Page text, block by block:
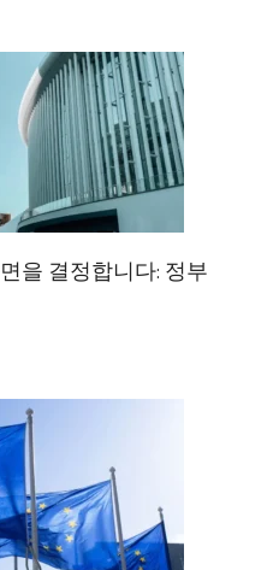
을 결정합니다: 정부